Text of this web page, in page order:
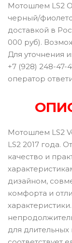
Мотошлем LS2
черный/
доставкой в
000 руб).
Для уточнения
+7 (928) 248-47-
оператор
Мотошлем LS2
LS2 2017 года.
качество и
дизайном,
комфорта и
для